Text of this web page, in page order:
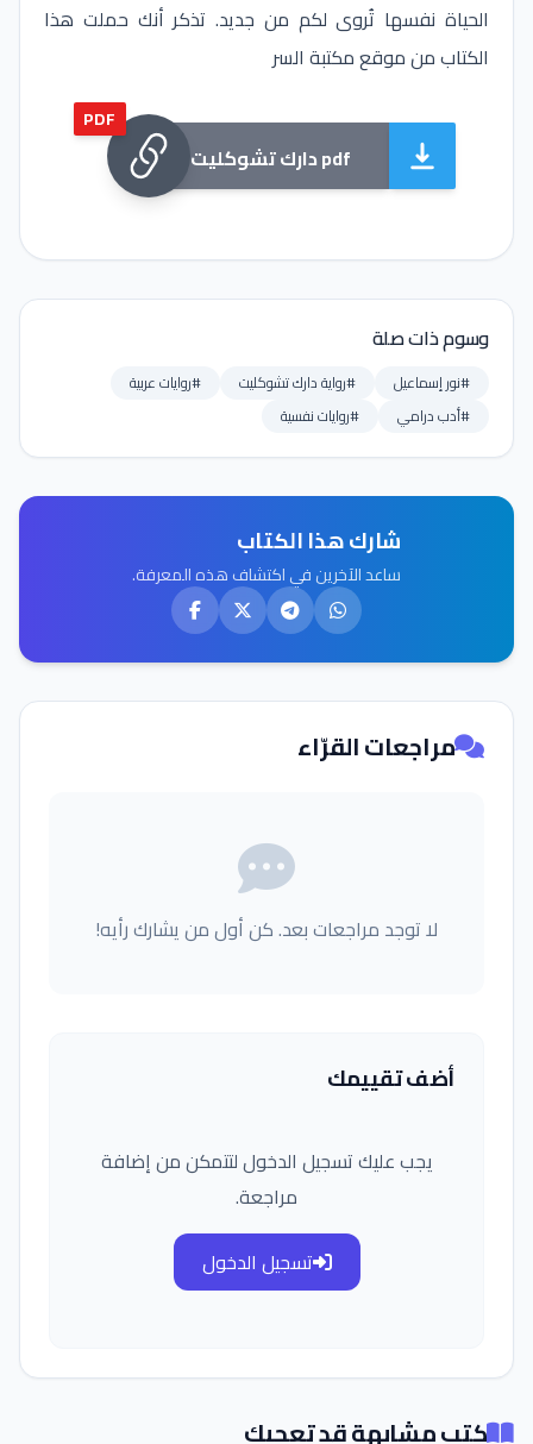
الحياة نفسها تُروى لكم من جديد. تذكر أنك حملت هذا
الكتاب من موقع مكتبة السر
PDF
دارك تشوكليت pdf
وسوم ذات صلة
#نور إسماعيل #رواية دارك تشوكليت
#روايات عربية
#أدب درامي
#روايات نفسية
شارك هذا الكتاب
ساعد الآخرين في اكتشاف هذه المعرفة.
مراجعات القرّاء
لا توجد مراجعات بعد. كن أول من يشارك رأيه!
أضف تقييمك
يجب عليك تسجيل الدخول لتتمكن من إضافة
مراجعة.
تسجيل الدخول
كتب مشابهة قد تعجبك